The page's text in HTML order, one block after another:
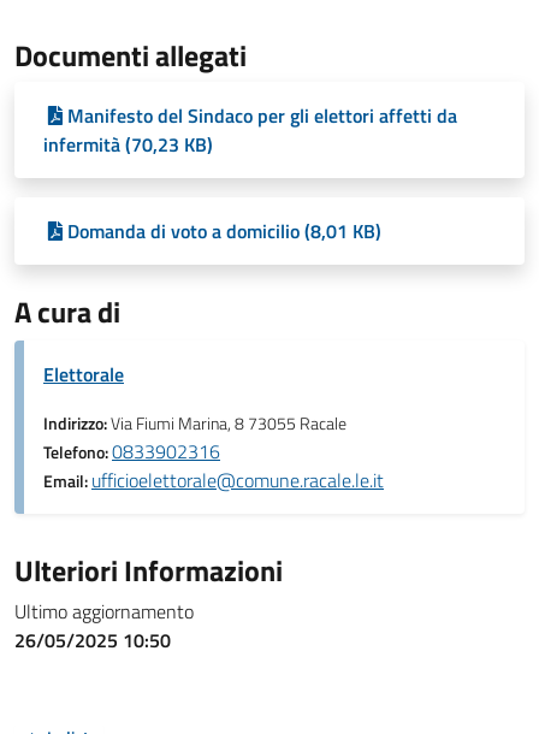
Documenti allegati
Manifesto del Sindaco per gli elettori affetti da
infermità (70,23 KB)
Domanda di voto a domicilio (8,01 KB)
A cura di
Elettorale
Indirizzo:Via Fiumi Marina, 8 73055 Racale
Telefono:0833902316
Email:ufficioelettorale@comune.racale.le.it
Ulteriori Informazioni
Ultimo aggiornamento
26/05/2025 10:50